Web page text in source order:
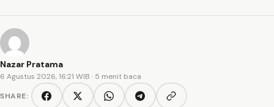
Nazar Pratama
6 Agustus 2026, 16:21 WIB · 5 menit baca
SHARE:
FacebookTwitter/XWhatsAppTelegramCopy link